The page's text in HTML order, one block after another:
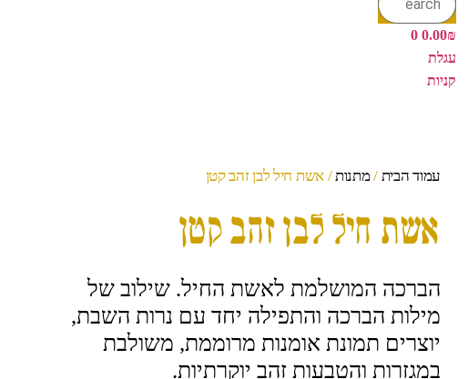
0.00₪
0
עגלת
קניות
עמוד הבית /מתנות/ אשת חיל לבן זהב קטן
אשת חיל לבן זהב קטן
הברכה המושלמת לאשת החיל. שילוב של
מילות הברכה והתפילה יחד עם נרות השבת,
יוצרים תמונת אומנות מרוממת, משולבת
במגזרות והטבעות זהב יוקרתיות.